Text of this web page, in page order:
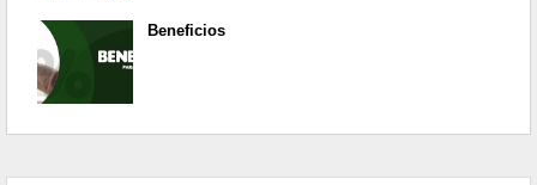
Beneficios